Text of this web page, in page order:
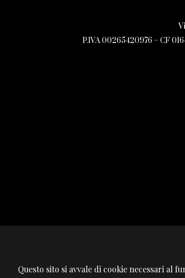
P.IVA 00265420976 – CF
Questo sito si avvale di cookie necessari al